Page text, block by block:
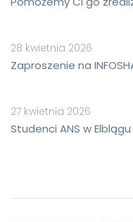
28 kwietnia 2026
Zaproszenie na
27 kwietnia 2026
Studenci ANS w Elblągu